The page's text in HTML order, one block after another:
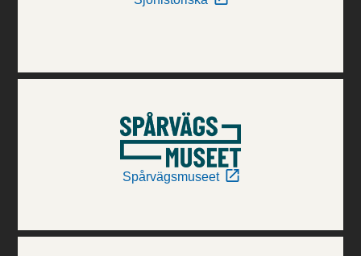
Spårvägsmuseet